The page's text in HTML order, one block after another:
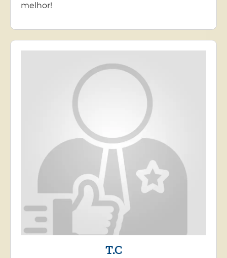
melhor!
T.C